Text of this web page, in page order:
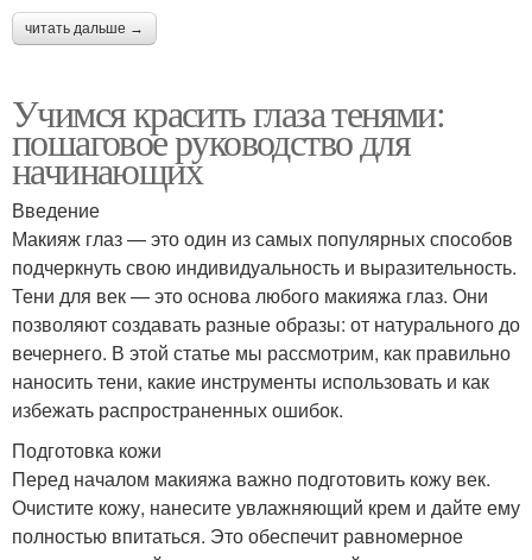
читать дальше →
Учимся красить глаза тенями:
пошаговое руководство для
начинающих
Введение
Макияж глаз — это один из самых популярных способов
подчеркнуть свою индивидуальность и выразительность.
Тени для век — это основа любого макияжа глаз. Они
позволяют создавать разные образы: от натурального до
вечернего. В этой статье мы рассмотрим, как правильно
наносить тени, какие инструменты использовать и как
избежать распространенных ошибок.
Подготовка кожи
Перед началом макияжа важно подготовить кожу век.
Очистите кожу, нанесите увлажняющий крем и дайте ему
полностью впитаться. Это обеспечит равномерное